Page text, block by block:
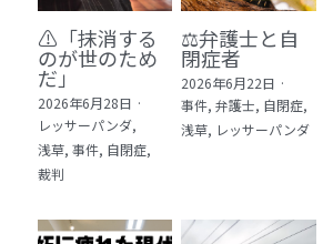
🎬Dramas(おすすめの小説・
映画)
⚠️「抹消する
のが世のため
だ」​
2026年6月28日 ·
レッサーパンダ,
浅草, 事件, 自閉症,
裁判
⚖️弁護士と自
閉症者
2026年6月22日 ·
事件, 弁護士, 自閉症,
浅草, レッサーパンダ